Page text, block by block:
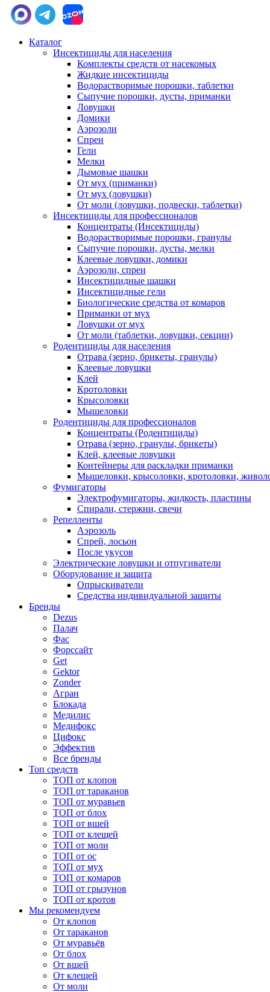
Каталог
Инсектициды для населения
Комплекты средств от насекомых
Жидкие инсектициды
Водорастворимые порошки, таблетки
Сыпучие порошки, дусты, приманки
Ловушки
Домики
Аэрозоли
Спреи
Гели
Мелки
Дымовые шашки
От мух (приманки)
От мух (ловушки)
От моли (ловушки, подвески, таблетки)
Инсектициды для профессионалов
Концентраты (Инсектициды)
Водорастворимые порошки, гранулы
Сыпучие порошки, дусты, мелки
Клеевые ловушки, домики
Аэрозоли, спреи
Инсектицидные шашки
Инсектицидные гели
Биологические средства от комаров
Приманки от мух
Ловушки от мух
От моли (таблетки, ловушки, секции)
Родентициды для населения
Отрава (зерно, брикеты, гранулы)
Клеевые ловушки
Клей
Кротоловки
Крысоловки
Мышеловки
Родентициды для профессионалов
Концентраты (Родентициды)
Отрава (зерно, гранулы, брикеты)
Клей, клеевые ловушки
Контейнеры для раскладки приманки
Мышеловки, крысоловки, кротоловки,
Фумигаторы
Электрофумигаторы, жидкость, пластины
Спирали, стержни, свечи
Репелленты
Аэрозоль
Спрей, лосьон
После укусов
Электрические ловушки и отпугиватели
Оборудование и защита
Опрыскиватели
Средства индивидуальной защиты
Бренды
Dezus
Палач
Фас
Форcсайт
Get
Gektor
Zonder
Агран
Блокада
Медилис
Медифокс
Цифокс
Эффектив
Все бренды
Топ средств
ТОП от клопов
ТОП от тараканов
ТОП от муравьев
ТОП от блох
ТОП от вшей
ТОП от клещей
ТОП от моли
ТОП от ос
ТОП от мух
ТОП от комаров
ТОП от грызунов
ТОП от кротов
Мы рекомендуем
От клопов
От тараканов
От муравьёв
От блох
От вшей
От клещей
От моли